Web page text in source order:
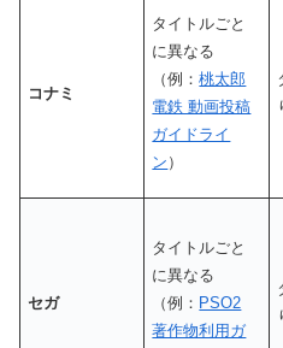
コナミ
タイトルごと
に異なる
（例：桃太郎
電鉄 動画投稿
ガイドライ
ン ）
セガ
タイトルごと
に異なる
（例： PSO2
著作物利用ガ